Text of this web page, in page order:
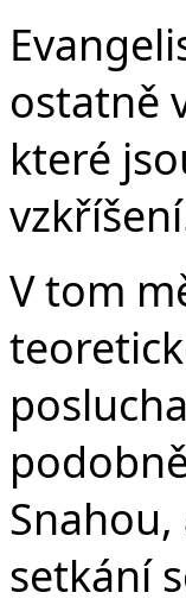
ostatně
které
V tom
Snahou,
setkání